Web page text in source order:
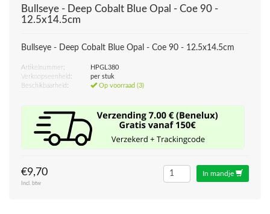
Bullseye - Deep Cobalt Blue Opal - Coe 90 -
12.5x14.5cm
Bullseye - Deep Cobalt Blue Opal - Coe 90 - 12.5x14.5cm
Artikelnummer:
HPGL380
Verkoopseenheid:
per stuk
Beschikbaarheid:
Op voorraad (3)
€9,70
Incl. btw
In mandje